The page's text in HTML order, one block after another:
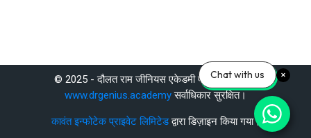
© 2025 - दौलत राम जीनियस एकेडमी प्राइवेट लिमिटेड
www.drgenius.academyसर्वाधिकार सुरक्षित।
कावंत इन्फोटेक प्राइवेट लिमिटेडद्वारा डिज़ाइन किया गया।
Chat with us